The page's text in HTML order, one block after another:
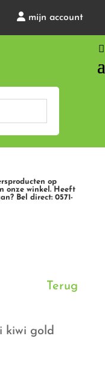
mijn account
op
onze winkel. Heeft
Bel direct: 0571-
Terug
kiwi gold